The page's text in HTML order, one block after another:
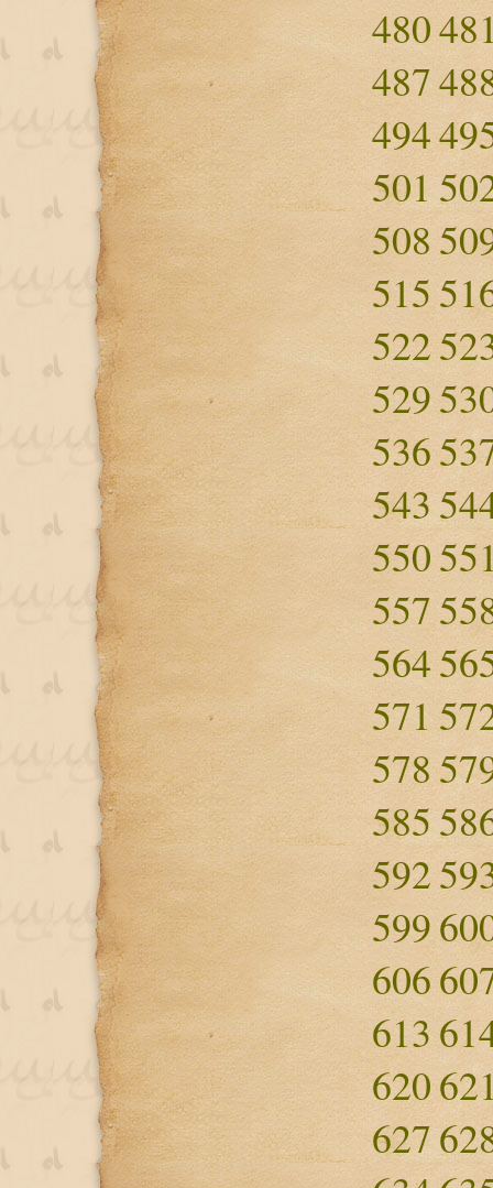
480
487
494
501
508
515
522
529
536
543
550
557
564
571
578
585
592
599
606
613
620
627